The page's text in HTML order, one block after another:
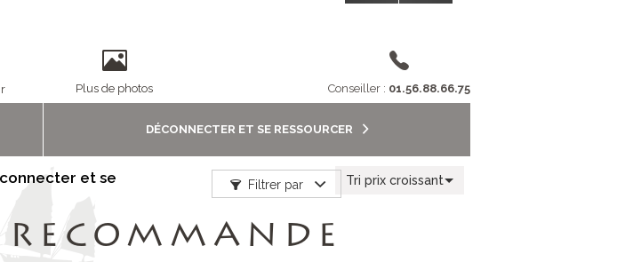
Plus de photos Conseiller : 01.56.88.66.75
DÉCONNECTER ET SE RESSOURCER
et se
Tri prix croissant
Filtrer par